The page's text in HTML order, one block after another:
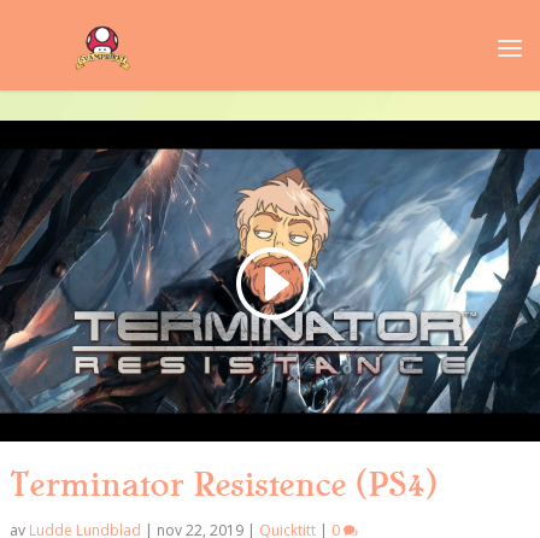
Terminator Resistence (PS4)
av Ludde Lundblad | nov 22, 2019 | Quicktitt | 0